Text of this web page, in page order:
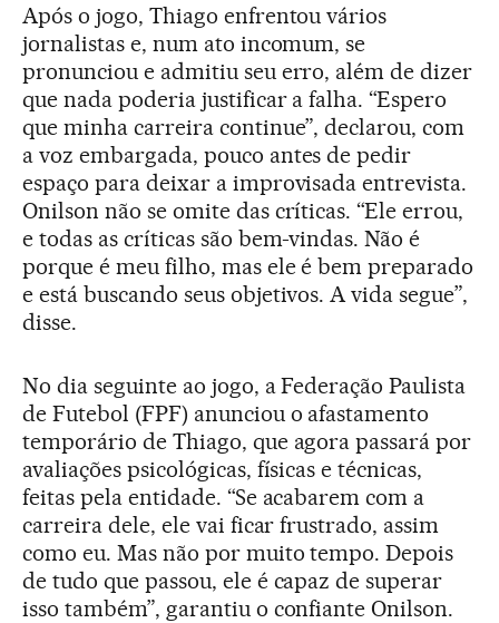
Após o jogo, Thiago enfrentou vários
jornalistas e, num ato incomum, se
pronunciou e admitiu seu erro, além de dizer
que nada poderia justificar a falha. “Espero
que minha carreira continue”, declarou, com
a voz embargada, pouco antes de pedir
espaço para deixar a improvisada entrevista.
Onilson não se omite das críticas. “Ele errou,
e todas as críticas são bem-vindas. Não é
porque é meu filho, mas ele é bem preparado
e está buscando seus objetivos. A vida segue”,
disse.
No dia seguinte ao jogo, a Federação Paulista
de Futebol (FPF) anunciou o afastamento
temporário de Thiago, que agora passará por
avaliações psicológicas, físicas e técnicas,
feitas pela entidade. “Se acabarem com a
carreira dele, ele vai ficar frustrado, assim
como eu. Mas não por muito tempo. Depois
de tudo que passou, ele é capaz de superar
isso também”, garantiu o confiante Onilson.